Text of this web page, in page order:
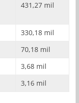
431,27 mil
330,18 mil
70,18 mil
3,68 mil
3,16 mil